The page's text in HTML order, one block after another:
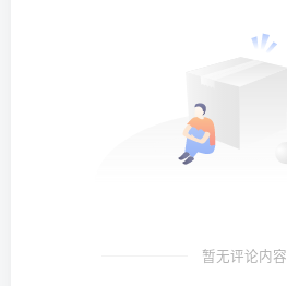
暂无评论内容